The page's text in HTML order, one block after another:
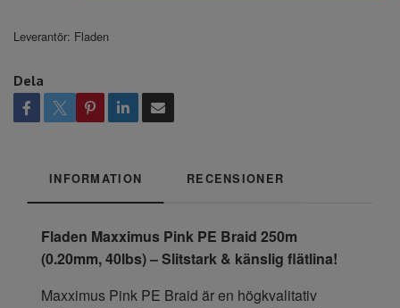
Leverantör: Fladen
Dela
INFORMATION RECENSIONER
Fladen Maxximus Pink PE Braid 250m
(0.20mm, 40lbs) – Slitstark & känslig flätlina!
Maxximus Pink PE Braid är en högkvalitativ